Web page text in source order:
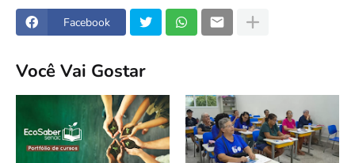
Facebook
Você Vai Gostar